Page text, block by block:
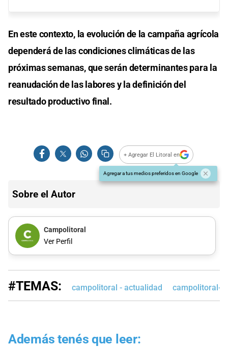
En este contexto, la evolución de la campaña agrícola
dependerá de las condiciones climáticas de las
próximas semanas, que serán determinantes para la
reanudación de las labores y la definición del
resultado productivo final.
+ Agregar El Litoral en
Agregar a tus medios preferidos en Google
Sobre el Autor
Campolitoral
Ver Perfil
#TEMAS: campolitoral - actualidad campolitoral-
Además tenés que leer: